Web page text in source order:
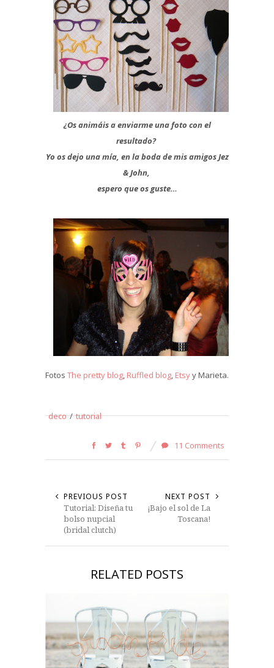
¿Os animáis a enviarme una foto con el
resultado?
Yo os dejo una mía, en la boda de mis amigos Jez
& John,
espero que os guste…
Fotos The pretty blog, Ruffled blog, Etsyy Marieta.
deco / tutorial
11 Comments
PREVIOUS POST
Tutorial: Diseña tu
bolso nupcial
(bridal clutch)
NEXT POST
¡Bajo el sol de La
Toscana!
RELATED POSTS